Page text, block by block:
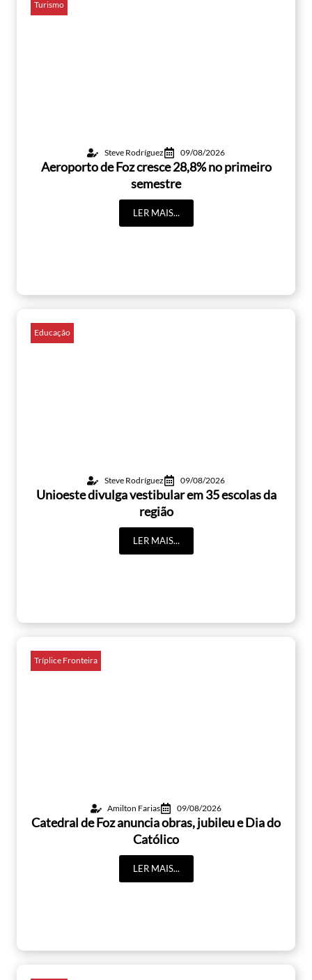
Turismo
Steve Rodríguez 09/08/2026
Aeroporto de Foz cresce 28,8% no primeiro
semestre
LER MAIS...
Educação
Steve Rodríguez 09/08/2026
Unioeste divulga vestibular em 35 escolas da
região
LER MAIS...
Tríplice Fronteira
Amilton Farias 09/08/2026
Catedral de Foz anuncia obras, jubileu e Dia do
Católico
LER MAIS...